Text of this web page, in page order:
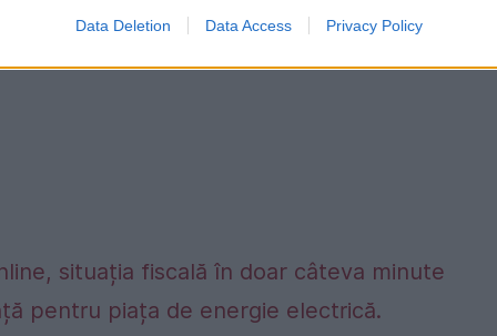
Data Deletion Data Access Privacy Policy
situația fiscală în doar câteva minute
pentru piața de energie electrică.